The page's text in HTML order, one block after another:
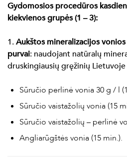
Gydomosios procedūros
kiekvienos grupės (1 – 3):
1.Aukštos mineralizacijos
purvai: naudojant natūralų
druskingiausių gręžinių
Sūručio perlinė vonia 30 g / l
Sūručio vaistažolių vonia (15
Sūručio vaistažolių – perlinė
Angliarūgštės vonia (15 min.).